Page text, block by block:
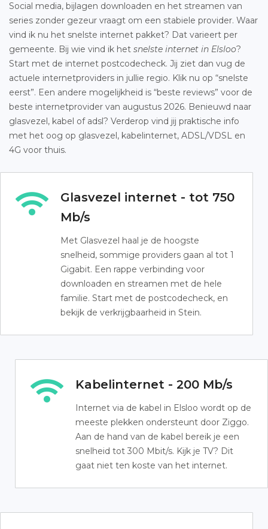
Social media, bijlagen downloaden en het streamen van
series zonder gezeur vraagt om een stabiele provider. Waar
vind ik nu het snelste internet pakket? Dat varieert per
gemeente. Bij wie vind ik het snelste internet in Elsloo?
Start met de internet postcodecheck. Jij ziet dan vug de
actuele internetproviders in jullie regio. Klik nu op “snelste
eerst”. Een andere mogelijkheid is “beste reviews” voor de
beste internetprovider van augustus 2026. Benieuwd naar
glasvezel, kabel of adsl? Verderop vind jij praktische info
met het oog op glasvezel, kabelinternet, ADSL/VDSL en
4G voor thuis.
Glasvezel internet - tot 750
Mb/s
Met Glasvezel haal je de hoogste
snelheid, sommige providers gaan al tot 1
Gigabit. Een rappe verbinding voor
downloaden en streamen met de hele
familie. Start met de postcodecheck, en
bekijk de verkrijgbaarheid in Stein.
Kabelinternet - 200 Mb/s
Internet via de kabel in Elsloo wordt op de
meeste plekken ondersteunt door Ziggo.
Aan de hand van de kabel bereik je een
snelheid tot 300 Mbit/s. Kijk je TV? Dit
gaat niet ten koste van het internet.